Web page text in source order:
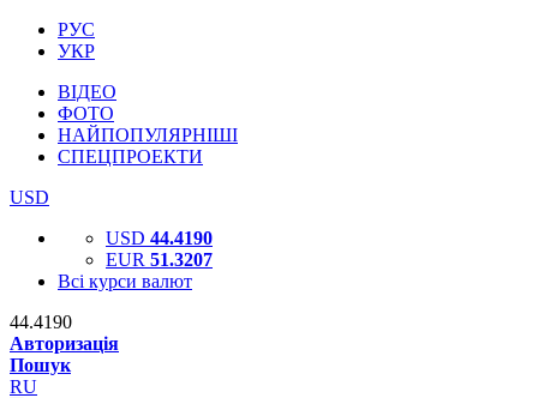
РУС
УКР
ВІДЕО
ФОТО
НАЙПОПУЛЯРНІШІ
СПЕЦПРОЕКТИ
USD
USD 44.4190
EUR 51.3207
Всі курси валют
44.4190
Авторизація
Пошук
RU